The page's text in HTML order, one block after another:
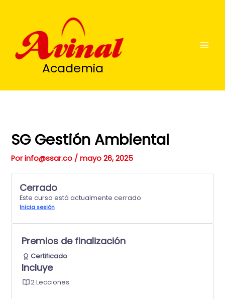
contenido
Academia
SG Gestión Ambiental
Porinfo@ssar.co /mayo 26, 2025
Cerrado
Este curso está actualmente cerrado
Inicia sesión
Premios de finalización
Certificado
Incluye
2 Lecciones